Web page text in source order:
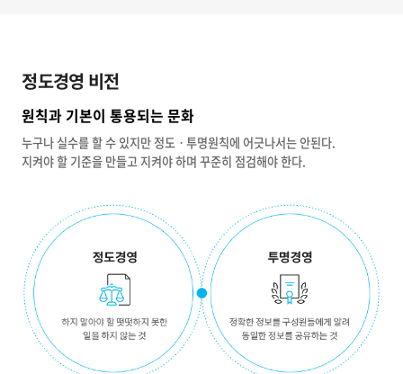
정도경영 비전
원칙과 기본이 통용되는 문화
누구나 실수를 할 수 있지만 정도ㆍ투명원칙에 어긋나서는 안된다.
지켜야 할 기준을 만들고 지켜야 하며 꾸준히 점검해야 한다.